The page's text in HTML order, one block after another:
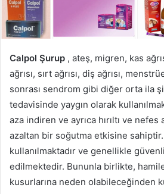
Calpol Şurup , ateş, migren, kas
ağrısı, sırt ağrısı, diş ağrısı,
sonrası sendrom gibi diğer orta ila
tedavisinde yaygın olarak
aza indiren ve ayrıca hırıltı ve
azaltan bir soğutma etkisine sahiptir.
kullanılmaktadır ve genellikle
edilmektedir. Bununla birlikte,
kusurlarına neden olabileceğinden